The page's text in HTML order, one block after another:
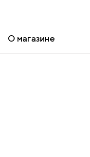
О магазине